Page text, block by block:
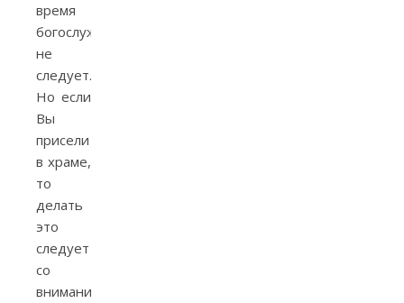
время
богослужения
не
следует.
Но если
Вы
присели
в храме,
то
делать
это
следует
со
вниманием,